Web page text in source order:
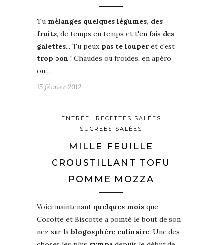
Tu mélanges quelques légumes, des
fruits, de temps en temps et t'en fais des
galettes... Tu peux pas te louperet c'est
trop bon ! Chaudes ou froides, en apéro
ou…
15 février 2012
ENTRÉE
RECETTES SALÉES
SUCRÉES-SALÉES
MILLE-FEUILLE
CROUSTILLANT TOFU
POMME MOZZA
Voici maintenant quelques mois que
Cocotte et Biscotte a pointé le bout de son
nez sur la blogosphère culinaire. Une des